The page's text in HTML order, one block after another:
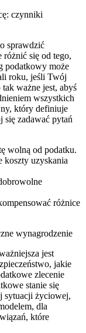
czynniki
sprawdzić
się od tego,
podatkowy może
roku, jeśli Twój
ważne jest, abyś
wszystkich
który definiuje
się zadawać pytań
wolną od podatku.
koszty uzyskania
różnice
wynagrodzenie
jest
jakie
zlecenie
stanie się
sytuacji życiowej,
dla
które